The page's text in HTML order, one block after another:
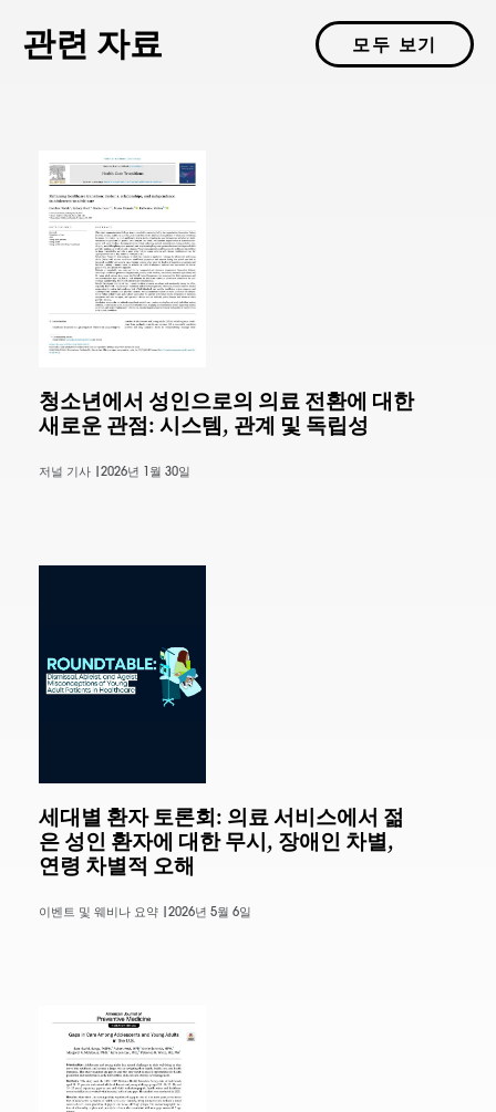
관련 자료 모두 보기
청소년에서 성인으로의 의료 전환에 대한
새로운 관점: 시스템, 관계 및 독립성
저널 기사 | 2026년 1월 30일
세대별 환자 토론회: 의료 서비스에서 젊
은 성인 환자에 대한 무시, 장애인 차별,
연령 차별적 오해
이벤트 및 웨비나 요약 | 2026년 5월 6일